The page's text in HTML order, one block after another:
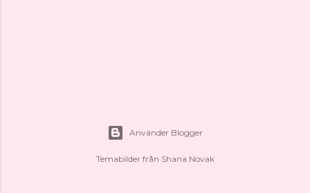
Använder Blogger
Temabilder från Shana Novak